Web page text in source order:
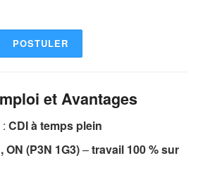
POSTULER
et Avantages
:CDI à temps plein
ON (P3N 1G3)–travail 100 % sur